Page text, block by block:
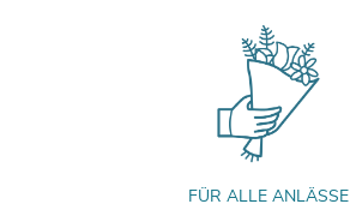
FÜR ALLE ANLÄSSE